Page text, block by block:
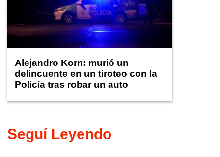
Alejandro Korn: murió un
delincuente en un tiroteo con la
Policía tras robar un auto
Seguí Leyendo